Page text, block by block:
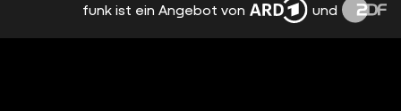
EMOTIONEN, TRENNUNG,
NERVENZUSAMMENBRUCH: PMS
funk ist ein Angebot von und